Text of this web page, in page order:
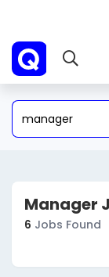
Manager
6 Jobs Found